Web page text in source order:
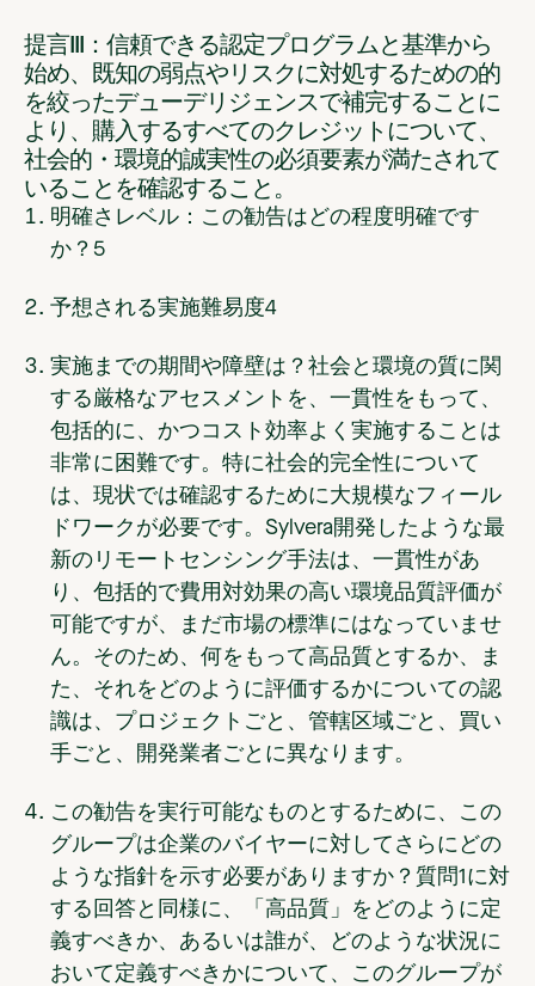
提言III：信頼できる認定プログラムと基準から
始め、既知の弱点やリスクに対処するための的
を絞ったデューデリジェンスで補完することに
より、購入するすべてのクレジットについて、
社会的・環境的誠実性の必須要素が満たされて
いることを確認すること。
明確さレベル：この勧告はどの程度明確です
か？ 5
予想される実施難易度4
実施までの期間や障壁は？社会と環境の質に関
する厳格なアセスメントを、一貫性をもって、
包括的に、かつコスト効率よく実施することは
非常に困難です。特に社会的完全性について
は、現状では確認するために大規模なフィール
ドワークが必要です。Sylvera開発したような最
新のリモートセンシング手法は、一貫性があ
り、包括的で費用対効果の高い環境品質評価が
可能ですが、まだ市場の標準にはなっていませ
ん。そのため、何をもって高品質とするか、ま
た、それをどのように評価するかについての認
識は、プロジェクトごと、管轄区域ごと、買い
手ごと、開発業者ごとに異なります。
この勧告を実行可能なものとするために、この
グループは企業のバイヤーに対してさらにどの
ような指針を示す必要がありますか？ 質問1に対
する回答と同様に、「高品質」をどのように定
義すべきか、あるいは誰が、どのような状況に
おいて定義すべきかについて、このグループが